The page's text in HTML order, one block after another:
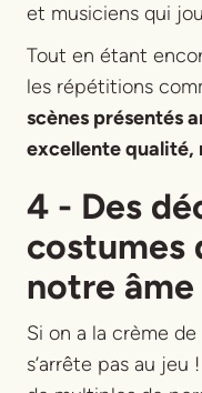
et musiciens qui
Tout en étant
les répétitions
scènes présentés
excellente
4 - Des
costumes
notre âme
Si on a la crème
s’arrête pas au